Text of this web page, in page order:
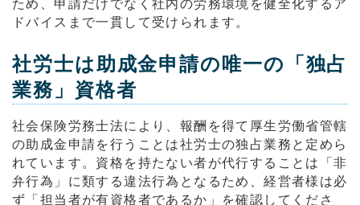
ため、申請だけでなく社内の労務環境を健全化するア
ドバイスまで一貫して受けられます。
社労士は助成金申請の唯一の「独占
業務」資格者
社会保険労務士法により、報酬を得て厚生労働省管轄
の助成金申請を行うことは社労士の独占業務と定めら
れています。資格を持たない者が代行することは「非
弁行為」に類する違法行為となるため、経営者様は必
ず「担当者が有資格者であるか」を確認してくださ